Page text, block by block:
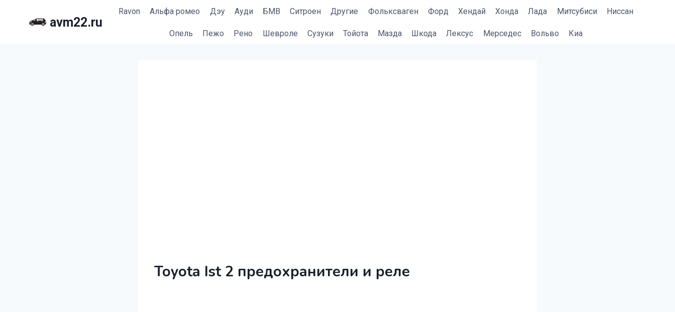
avm22.ru
Ravon Альфа ромео Дэу Ауди БМВ Cитроен Другие Фольксваген Форд Хендай Хонда Лада Митсубиси Ниссан
Опель Пежо Рено Шевроле Сузуки Тойота Мазда Шкода Лексус Мерседес Вольво Киа
Toyota Ist 2 предохранители и реле